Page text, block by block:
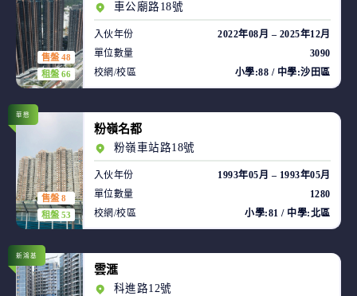
售盤 48
租盤 66
車公廟路18號
入伙年份
2022年08月 – 2025年12月
單位數量
3090
校網/校區
小學:88 / 中學:沙田區
售盤 8
租盤 53
華懋
粉嶺名都
粉嶺車站路18號
入伙年份
1993年05月 – 1993年05月
單位數量
1280
校網/校區
小學:81 / 中學:北區
新鴻基
雲滙
科進路12號